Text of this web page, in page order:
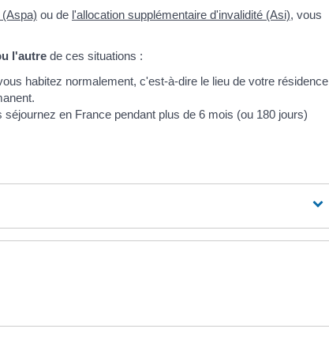
ou de l'allocation supplémentaire d'invalidité (Asi), vous
l'autre de ces situations :
habitez normalement, c'est-à-dire le lieu de votre résidence
en France pendant plus de 6 mois (ou 180 jours)